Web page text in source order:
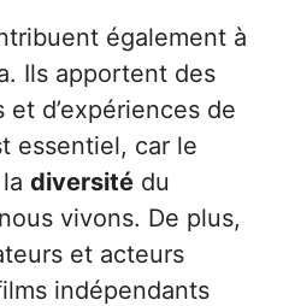
également à
Ils apportent des
d’expériences de
essentiel, car le
diversité du
vivons. De plus,
et acteurs
indépendants